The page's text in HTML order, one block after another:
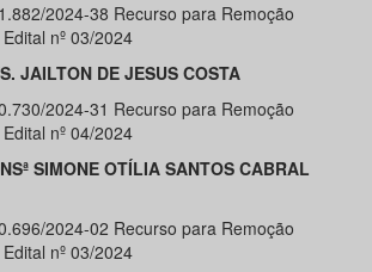
2024-38 Recurso para Remoção
nº 03/2024
JAILTON DE JESUS COSTA
2024-31 Recurso para Remoção
nº 04/2024
SIMONE OTÍLIA SANTOS CABRAL
2024-02 Recurso para Remoção
nº 03/2024